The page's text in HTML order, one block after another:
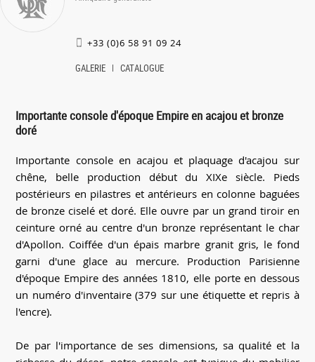
+33 (0)6 58 91 09 24
GALERIE CATALOGUE
Importante console d'époque Empire en acajou et bronze
doré
Importante console en acajou et plaquage d'acajou sur
chêne, belle production début du XIXe siècle. Pieds
postérieurs en pilastres et antérieurs en colonne baguées
de bronze ciselé et doré. Elle ouvre par un grand tiroir en
ceinture orné au centre d'un bronze représentant le char
d'Apollon. Coiffée d'un épais marbre granit gris, le fond
garni d'une glace au mercure. Production Parisienne
d'époque Empire des années 1810, elle porte en dessous
un numéro d'inventaire (379 sur une étiquette et repris à
l'encre).
De par l'importance de ses dimensions, sa qualité et la